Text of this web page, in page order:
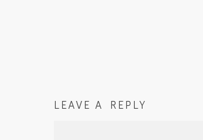
LEAVE A REPLY